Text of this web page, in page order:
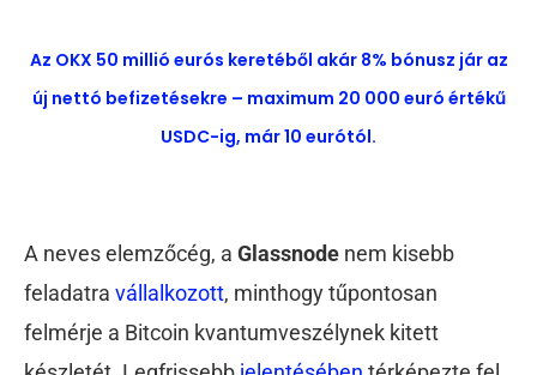
Az OKX 50 millió eurós keretéből akár 8% bónusz jár az
új nettó befizetésekre – maximum 20 000 euró értékű
USDC-ig, már 10 eurótól.
A neves elemzőcég, a Glassnode nem kisebb
feladatra vállalkozott, minthogy tűpontosan
felmérje a Bitcoin kvantumveszélynek kitett